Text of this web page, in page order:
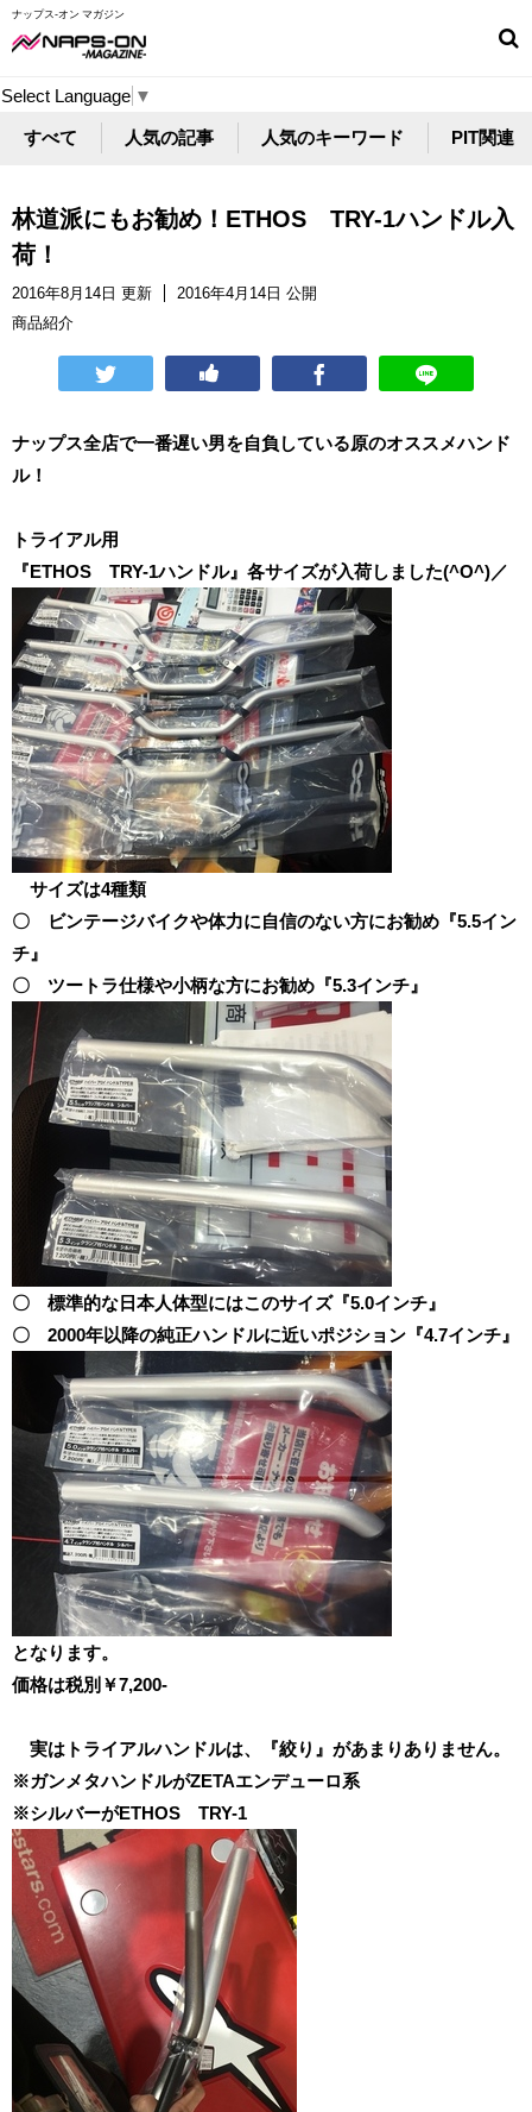
ナップス-オン マガジン
Select Language ▼
すべて 人気の記事 人気のキーワード PIT関連
林道派にもお勧め！ETHOS TRY-1ハンドル入
荷！
2016年8月14日 更新
2016年4月14日 公開
商品紹介
ナップス全店で一番遅い男を自負している原のオススメハンド
ル！
トライアル用
『ETHOS TRY-1ハンドル』各サイズが入荷しました(^O^)／
サイズは4種類
〇 ビンテージバイクや体力に自信のない方にお勧め『5.5イン
チ』
〇 ツートラ仕様や小柄な方にお勧め『5.3インチ』
〇 標準的な日本人体型にはこのサイズ『5.0インチ』
〇 2000年以降の純正ハンドルに近いポジション『4.7インチ』
となります。
価格は税別￥7,200-
実はトライアルハンドルは、『絞り』があまりありません。
※ガンメタハンドルがZETAエンデューロ系
※シルバーがETHOS TRY-1